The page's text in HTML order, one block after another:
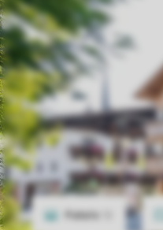
Foto's